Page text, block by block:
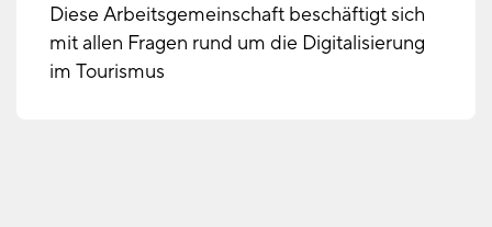
Diese Arbeitsgemeinschaft beschäftigt sich
mit allen Fragen rund um die Digitalisierung
im Tourismus